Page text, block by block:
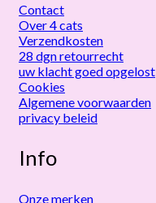
Contact
Over 4 cats
Verzendkosten
28 dgn retourrecht
uw klacht goed opgelost
Cookies
Algemene voorwaarden
privacy beleid
Info
Onze merken